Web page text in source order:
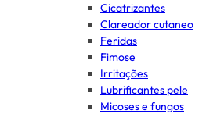
Cicatrizantes
Clareador cutaneo
Feridas
Fimose
Irritações
Lubrificantes pele
Micoses e fungos